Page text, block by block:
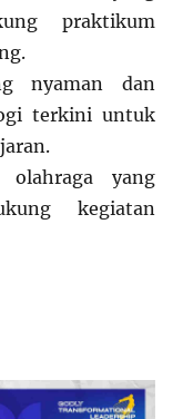
praktikum
nyaman dan
terkini untuk
yang
kegiatan